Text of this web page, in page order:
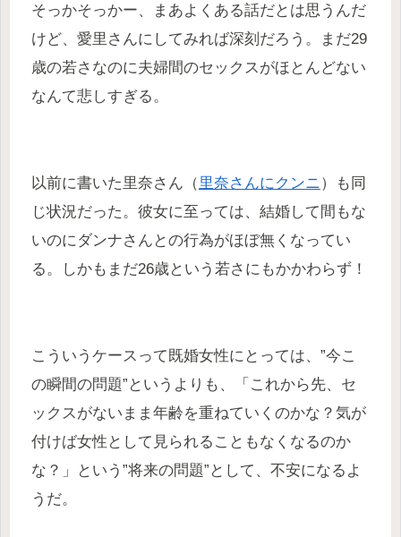
そっかそっかー、まあよくある話だとは思うんだ
けど、愛里さんにしてみれば深刻だろう。まだ29
歳の若さなのに夫婦間のセックスがほとんどない
なんて悲しすぎる。
以前に書いた里奈さん（ 里奈さんにクンニ）も同
じ状況だった。彼女に至っては、結婚して間もな
いのにダンナさんとの行為がほぼ無くなってい
る。しかもまだ26歳という若さにもかかわらず！
こういうケースって既婚女性にとっては、”今こ
の瞬間の問題”というよりも、「これから先、セ
ックスがないまま年齢を重ねていくのかな？気が
付けば女性として見られることもなくなるのか
な？」という”将来の問題”として、不安になるよ
うだ。